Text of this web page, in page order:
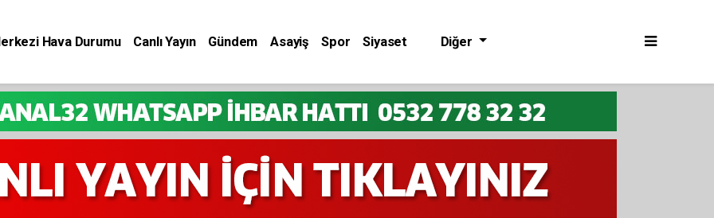
Hava Durumu Canlı Yayın Gündem Asayiş Spor Siyaset Diğer